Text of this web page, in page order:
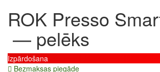
ROK Presso
— pelēks
Izpārdošana
Bezmaksas piegāde